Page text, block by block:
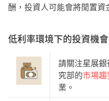
酬，投資人可能會將閒置資
低利率環境下的投資機會
請關注星展
究部的市場
業。